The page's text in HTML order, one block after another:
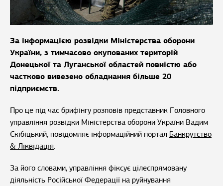
За інформацією розвідки Міністерства оборони
України, з тимчасово окупованих територій
Донецької та Луганської областей повністю або
частково вивезено обладнання більше 20
підприємств.
Про це під час брифінгу розповів представник Головного
управління розвідки Міністерства оборони України Вадим
Скібіцький, повідомляє інформаційний портал Банкрутство
& Ліквідація.
За його словами, управління фіксує цілеспрямовану
діяльність Російської Федерації на руйнування